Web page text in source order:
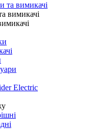
та вимикачі
вимикачі
Electric